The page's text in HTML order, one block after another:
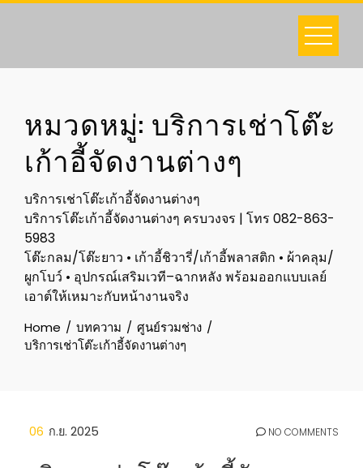
Skip
หมวดหมู่: บริการเช่าโต๊ะ
เก้าอี้จัดงานต่างๆ
บริการเช่าโต๊ะเก้าอี้จัดงานต่างๆ
บริการโต๊ะเก้าอี้จัดงานต่างๆ ครบวงจร | โทร 082-863-
5983
โต๊ะกลม/โต๊ะยาว • เก้าอี้ชิวารี่/เก้าอี้พลาสติก • ผ้าคลุม/
ผูกโบว์ • อุปกรณ์เสริมเวที–ฉากหลัง พร้อมออกแบบเลย์
เอาต์ให้เหมาะกับหน้างานจริง
Home บทความ
ศูนย์รวมช่าง
บริการเช่าโต๊ะเก้าอี้จัดงานต่างๆ
06 ก.ย. 2025 NO COMMENTS